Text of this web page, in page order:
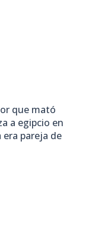
que mató
a egipcio en
pareja de